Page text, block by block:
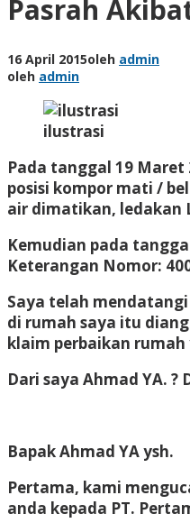
Pasrah
16 April 2015oleh admin
oleh admin
ilustrasi
Pada tanggal 19
posisi kompor mati /
air dimatikan, ledakan
Kemudian pada
Keterangan Nomor:
Saya telah
di rumah saya itu
klaim perbaikan rumah
Dari saya Ahmad YA. ?
Bapak Ahmad YA ysh.
Pertama, kami
anda kepada PT.